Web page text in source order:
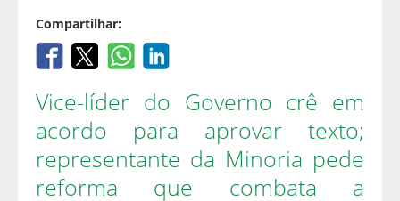
Compartilhar:
Vice-líder do Governo crê em
acordo para aprovar texto;
representante da Minoria pede
reforma que combata a